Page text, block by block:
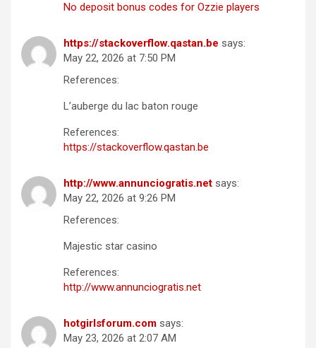
No deposit bonus codes for Ozzie players
https://stackoverflow.qastan.be says:
May 22, 2026 at 7:50 PM
References:
L’auberge du lac baton rouge
References:
https://stackoverflow.qastan.be
http://www.annunciogratis.net says:
May 22, 2026 at 9:26 PM
References:
Majestic star casino
References:
http://www.annunciogratis.net
hotgirlsforum.com says:
May 23, 2026 at 2:07 AM